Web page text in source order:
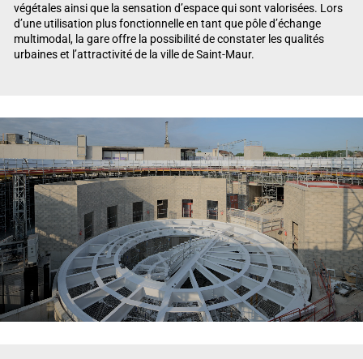
végétales ainsi que la sensation d’espace qui sont valorisées. Lors
d’une utilisation plus fonctionnelle en tant que pôle d’échange
multimodal, la gare offre la possibilité de constater les qualités
urbaines et l’attractivité de la ville de Saint-Maur.
Lecteur vidéo